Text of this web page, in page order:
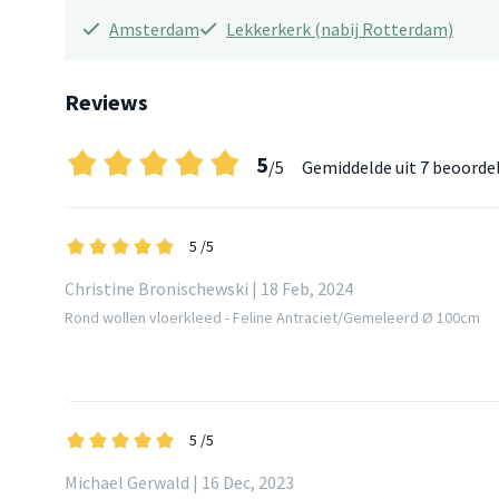
Amsterdam Lekkerkerk (nabij Rotterdam)
Reviews
5/5 Gemiddelde uit 7
5 /5
Christine Bronischewski | 18 Feb, 2024
Rond wollen vloerkleed - Feline Antraciet/Gemeleerd Ø 100cm
5 /5
Michael Gerwald | 16 Dec, 2023